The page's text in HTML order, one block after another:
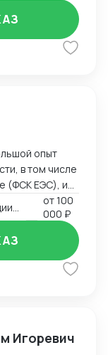
опыт
в том числе
(ФСК ЕЭС), и
создаю
также в
от100
000 ₽
Игоревич